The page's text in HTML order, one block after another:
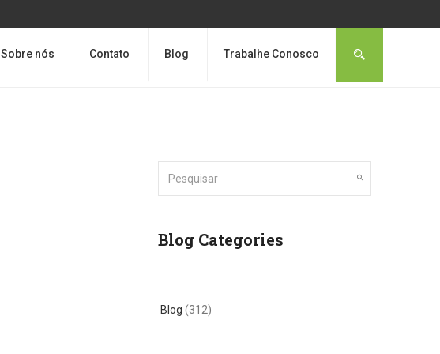
Sobre nós Contato Blog Trabalhe Conosco
Blog Categories
Blog (312)